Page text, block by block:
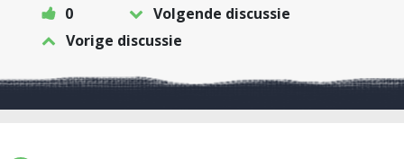
0
Volgende discussie
Vorige discussie